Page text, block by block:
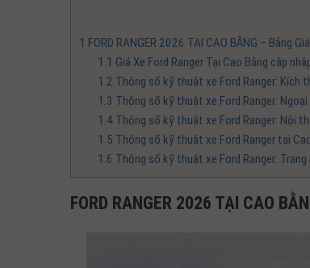
1 FORD RANGER 2026 TẠI CAO BẰNG – Bảng
1.1 Giá Xe Ford Ranger Tại Cao Bằng cập
1.2 Thông số kỹ thuật xe Ford Ranger: Kích
1.3 Thông số kỹ thuật xe Ford Ranger:
1.4Thông số kỹ thuật xe Ford Ranger: Nội
1.5 Thông số kỹ thuật xe Ford Ranger tại
1.6 Thông số kỹ thuật xe Ford Ranger:
FORD RANGER 2026 TẠI CAO